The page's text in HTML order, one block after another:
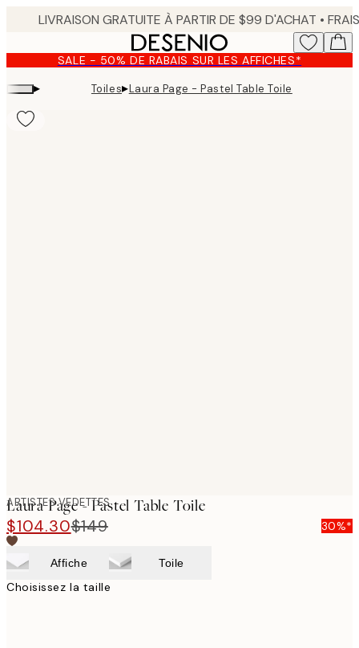
content.SALE - 50% DE RABAIS SUR LES AFFICHES*
▸ Toiles▸Laura Page - Pastel Table Toile
ARTISTES VEDETTES
Laura Page - Pastel Table Toile
$104.30$149 30%*
Affiche Toile
Choisissez la taille